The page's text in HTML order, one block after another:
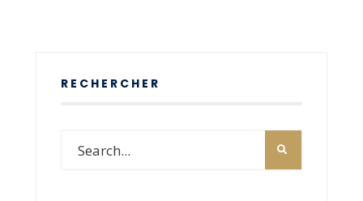
RECHERCHER